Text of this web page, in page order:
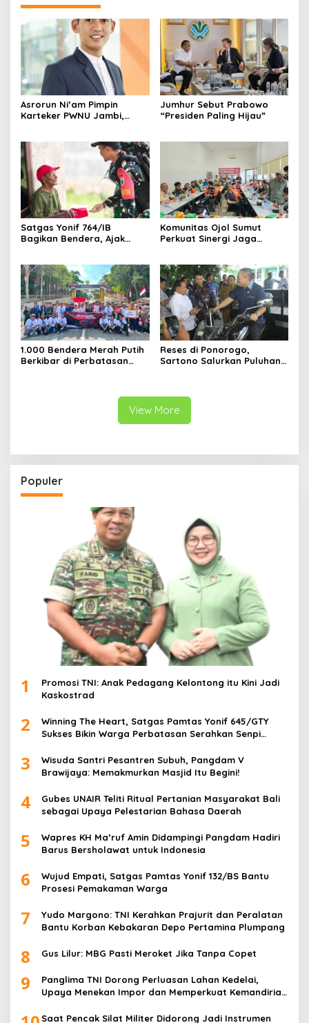
Asrorun Ni’am Pimpin
Karteker PWNU Jambi,
Kedua NU
Jumhur Sebut Prabowo
“Presiden Paling Hijau”
Satgas Yonif 764/IB
Bagikan Bendera, Ajak
Komunitas Ojol Sumut
Perkuat Sinergi Jaga
1.000 Bendera Merah Putih
Berkibar di Perbatasan
Reses di Ponorogo,
Sartono Salurkan Puluhan
View More
Populer
1
Promosi TNI: Anak Pedagang Kelontong itu Kini Jadi
Kaskostrad
2
Winning The Heart, Satgas Pamtas Yonif 645/GTY
Sukses Bikin Warga Perbatasan Serahkan Senpi
3
Wisuda Santri Pesantren Subuh, Pangdam V
Brawijaya: Memakmurkan Masjid Itu Begini!
4
Gubes UNAIR Teliti Ritual Pertanian Masyarakat Bali
sebagai Upaya Pelestarian Bahasa Daerah
5
Wapres KH Ma’ruf Amin Didampingi Pangdam Hadiri
Barus Bersholawat untuk Indonesia
6
Wujud Empati, Satgas Pamtas Yonif 132/BS Bantu
Prosesi Pemakaman Warga
7
Yudo Margono: TNI Kerahkan Prajurit dan Peralatan
Bantu Korban Kebakaran Depo Pertamina Plumpang
8 Gus Lilur: MBG Pasti Meroket Jika Tanpa Copet
9
Panglima TNI Dorong Perluasan Lahan Kedelai,
Upaya Menekan Impor dan Memperkuat Kemandirian
Saat Pencak Silat Militer Didorong Jadi Instrumen